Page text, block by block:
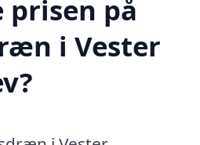
prisen på
i Vester